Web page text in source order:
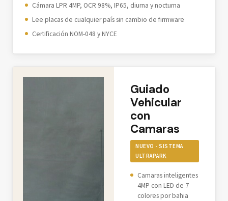
Cámara LPR 4MP, OCR 98%, IP65, diurna y nocturna
Lee placas de cualquier país sin cambio de firmware
Certificación NOM-048 y NYCE
Guiado
Vehicular
con
Camaras
NUEVO - SISTEMA
ULTRAPARK
Camaras inteligentes
4MP con LED de 7
colores por bahia